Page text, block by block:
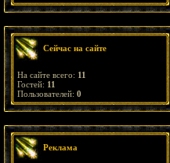
Сейчас на сайте
На сайте всего: 11
Гостей: 11
Пользователей: 0
Реклама